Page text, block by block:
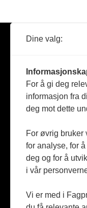
Dine valg:
For å gi deg
informasjon fra
deg mot dette
For øvrig bruker
for analyse, for
deg og for å
i vår
Vi er med i